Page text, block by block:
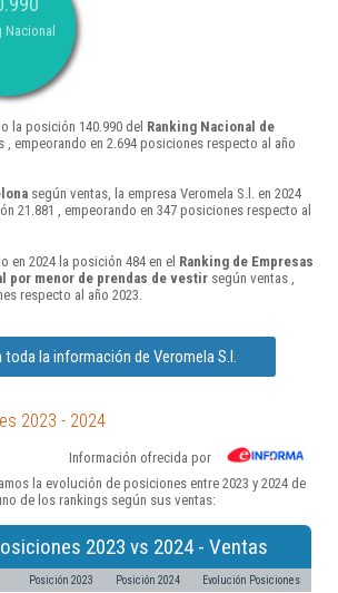
Nacional
la posición 140.990 del Ranking Nacional de
, empeorando en 2.694 posiciones respecto al año
según ventas, la empresa Veromela S.l. en 2024
21.881 , empeorando en 347 posiciones respecto al
en 2024 la posición 484 en el Ranking de Empresas
por menor de prendas de vestir según ventas ,
respecto al año 2023.
toda la información de Veromela S.l.
2023 - 2024
Información ofrecida por
la evolución de posiciones entre 2023 y 2024 de
de los rankings según sus ventas:
2023 vs 2024 - Ventas
Posición 2023 Posición 2024 Evolución Posiciones